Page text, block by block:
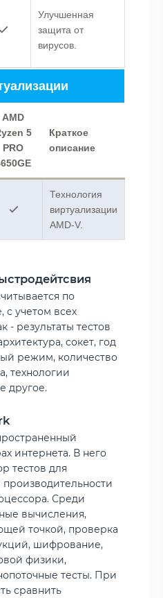
Улучшенная
защита от
вирусов.
AMD
5
PRO
Краткое
описание
Технология
виртуализации
AMD-V.
по
с учетом всех
- результаты тестов
сокет, год
режим, количество
технологии
другое.
интернета. В него
тестов для
Среди
вычисления,
точкой, проверка
шифрование,
физики,
тесты. При
сравнить